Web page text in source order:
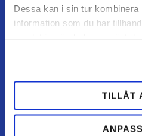
Dessa kan i sin tur kombinera
information som du har
TILLÅT
TEAM ALUTORP
Din hovslageributik online